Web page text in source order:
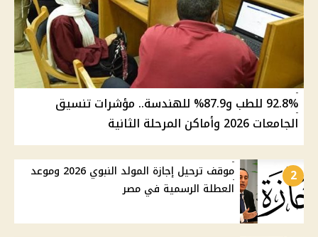
92.8% للطب و87.9% للهندسة.. مؤشرات تنسيق
الجامعات 2026 وأماكن المرحلة الثانية
2
موقف ترحيل إجازة المولد النبوي 2026 وموعد
العطلة الرسمية في مصر